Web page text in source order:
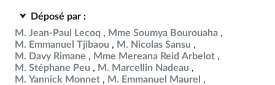
Déposé par :
M. Jean-Paul Lecoq
Mme Soumya Bourouaha
M. Emmanuel Tjibaou
M. Nicolas Sansu
M. Davy Rimane
Mme Mereana Reid Arbelot
M. Stéphane Peu
M. Marcellin Nadeau
M. Yannick Monnet
M. Emmanuel Maurel